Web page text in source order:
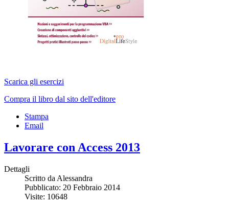
Scarica gli esercizi
Compra il libro dal sito dell'editore
Stampa
Email
Lavorare con Access 2013
Dettagli
Scritto da Alessandra
Pubblicato: 20 Febbraio 2014
Visite: 10648